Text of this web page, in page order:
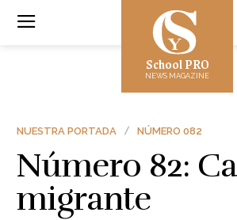
School PRO
NEWS MAGAZINE
NUESTRA PORTADA NÚMERO 082
Número 82:
migrante